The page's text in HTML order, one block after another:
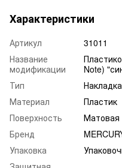
Характеристики
Артикул
31011
Название
модификации
Note)
Тип
Накладка
Материал
Пластик
Поверхность
Матовая
Бренд
Упаковка